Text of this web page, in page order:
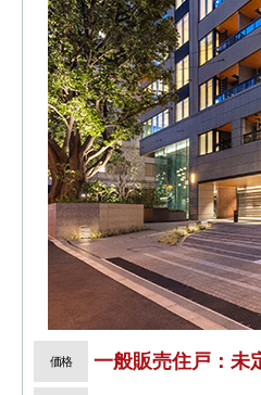
価格 一般販売住戸：未